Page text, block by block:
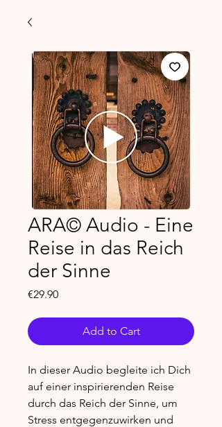
ARA© Audio - Eine
Reise in das Reich
der Sinne
€29.90Price
Add to Cart
In dieser Audio begleite ich Dich
auf einer inspirierenden Reise
durch das Reich der Sinne, um
Stress entgegenzuwirken und